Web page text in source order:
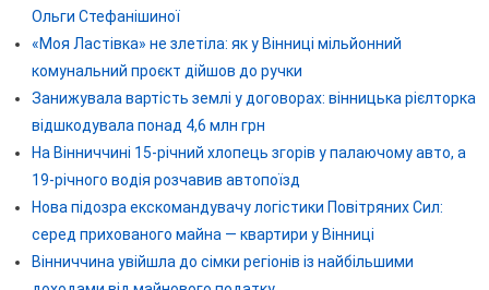
Ольги Стефанішиної
«Моя Ластівка» не злетіла: як у Вінниці мільйонний
комунальний проєкт дійшов до ручки
Занижувала вартість землі у договорах: вінницька рієлторка
відшкодувала понад 4,6 млн грн
На Вінниччині 15-річний хлопець згорів у палаючому авто, а
19-річного водія розчавив автопоїзд
Нова підозра екскомандувачу логістики Повітряних Сил:
серед прихованого майна — квартири у Вінниці
Вінниччина увійшла до сімки регіонів із найбільшими